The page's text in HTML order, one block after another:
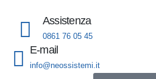
Assistenza
0861 76 05 45
E-mail
info@neossistemi.it